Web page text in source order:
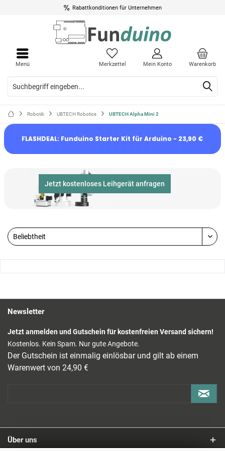
Rabattkonditionen für Unternehmen
Warenkorb
Merkzettel Mein Konto
Menü
Robotik UBTECH Robotics UBTECH Alpha Mini 2
FLASHDEAL: Funduino Starter Kit für Arduino - 23,90 €
Jetzt kostenloses Leihgerät anfragen
Newsletter
Jetzt anmelden und Gutschein für kostenfreien Versand sichern!
Kostenlos. Kein Spam. Nur gute Angebote.
Der Gutschein ist einmalig einlösbar und gilt ab einem
Warenwert von 24,90 €
Über uns